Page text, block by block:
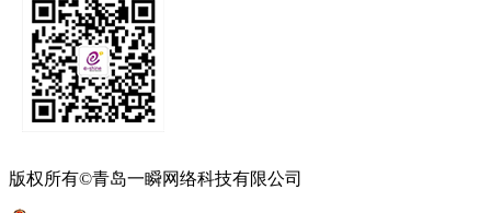
版权所有©青岛一瞬网络科技有限公司